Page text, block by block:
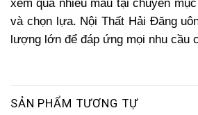
xem qua nhiều mẫu tại chuyên mục
và chọn lựa. Nội Thất Hải Đăng
lượng lớn để đáp ứng mọi nhu cầu
SẢN PHẨM TƯƠNG TỰ